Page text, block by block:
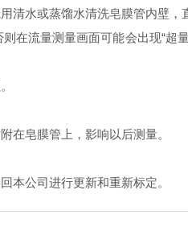
或蒸馏水清洗皂膜管内壁，直
流量测量画面可能会出现“超量程
皂膜管上，影响以后测量。
公司进行更新和重新标定。